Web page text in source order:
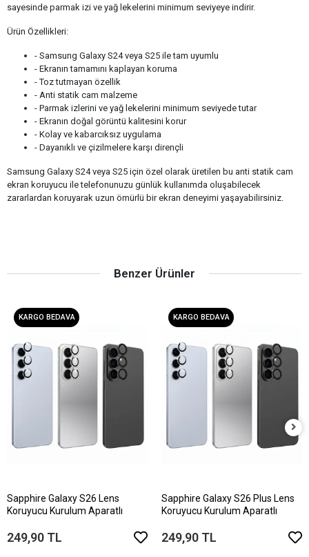
sayesinde parmak izi ve yağ lekelerini minimum seviyeye indirir.
Ürün Özellikleri:
- Samsung Galaxy S24 veya S25 ile tam uyumlu
- Ekranın tamamını kaplayan koruma
- Toz tutmayan özellik
- Anti statik cam malzeme
- Parmak izlerini ve yağ lekelerini minimum seviyede tutar
- Ekranın doğal görüntü kalitesini korur
- Kolay ve kabarcıksız uygulama
- Dayanıklı ve çizilmelere karşı dirençli
Samsung Galaxy S24 veya S25 için özel olarak üretilen bu anti statik cam
ekran koruyucu ile telefonunuzu günlük kullanımda oluşabilecek
zararlardan koruyarak uzun ömürlü bir ekran deneyimi yaşayabilirsiniz.
Benzer Ürünler
KARGO BEDAVA
Sapphire Galaxy S26 Lens
Koruyucu Kurulum Aparatlı
249,90 TL
KARGO BEDAVA
Sapphire Galaxy S26 Plus Lens
Koruyucu Kurulum Aparatlı
249,90 TL